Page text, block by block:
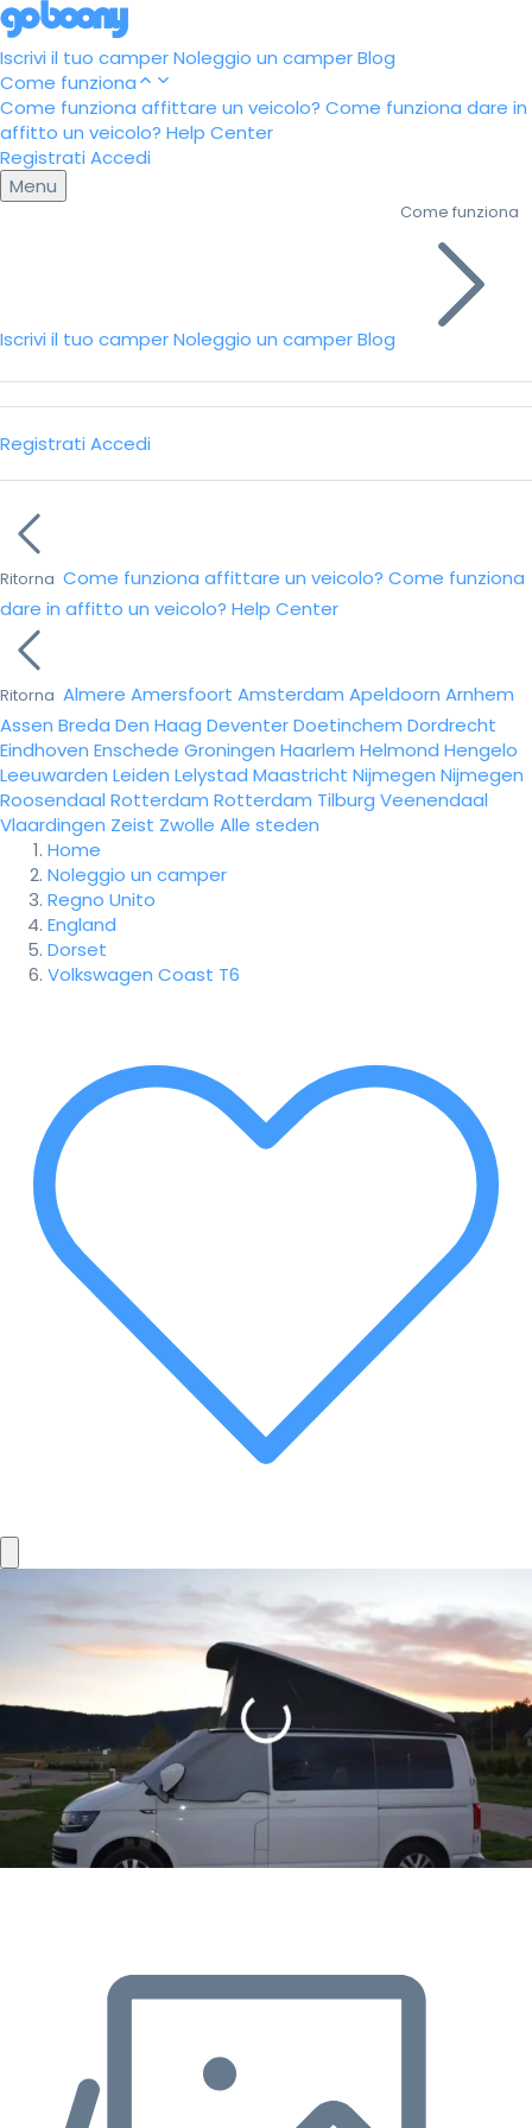
Iscrivi il tuo camperNoleggio un camperBlog
Come funziona
Come funziona affittare un veicolo? Come funziona dare in
affitto un veicolo? Help Center
Registrati Accedi
Menu
Iscrivi il tuo camperNoleggio un camperBlog
Come funziona
Registrati Accedi
Ritorna Come funziona affittare un veicolo? Come funziona
dare in affitto un veicolo? Help Center
Ritorna Almere Amersfoort Amsterdam Apeldoorn Arnhem
Assen Breda Den Haag DeventerDoetinchem Dordrecht
Eindhoven Enschede Groningen Haarlem Helmond Hengelo
Leeuwarden Leiden Lelystad Maastricht Nijmegen Nijmegen
Roosendaal Rotterdam Rotterdam Tilburg Veenendaal
Vlaardingen Zeist Zwolle Alle steden
Home
Noleggio un camper
Regno Unito
England
Dorset
Volkswagen Coast T6